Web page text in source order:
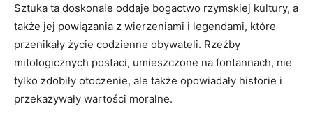
Sztuka ta doskonale oddaje bogactwo rzymskiej kultury, a
także jej powiązania z wierzeniami i legendami, które
przenikały życie codzienne obywateli. Rzeźby
mitologicznych postaci, umieszczone na fontannach, nie
tylko zdobiły otoczenie, ale także opowiadały historie i
przekazywały wartości moralne.